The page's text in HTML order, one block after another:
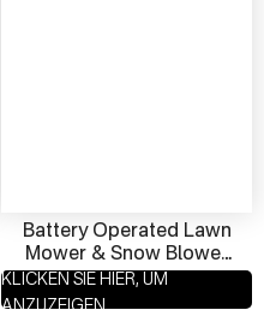
Battery Operated Lawn
Mower & Snow Blower
48V Dual-Use Clean &
Green Eco-Friendly
KLICKEN SIE HIER, UM
ANZUZEIGEN